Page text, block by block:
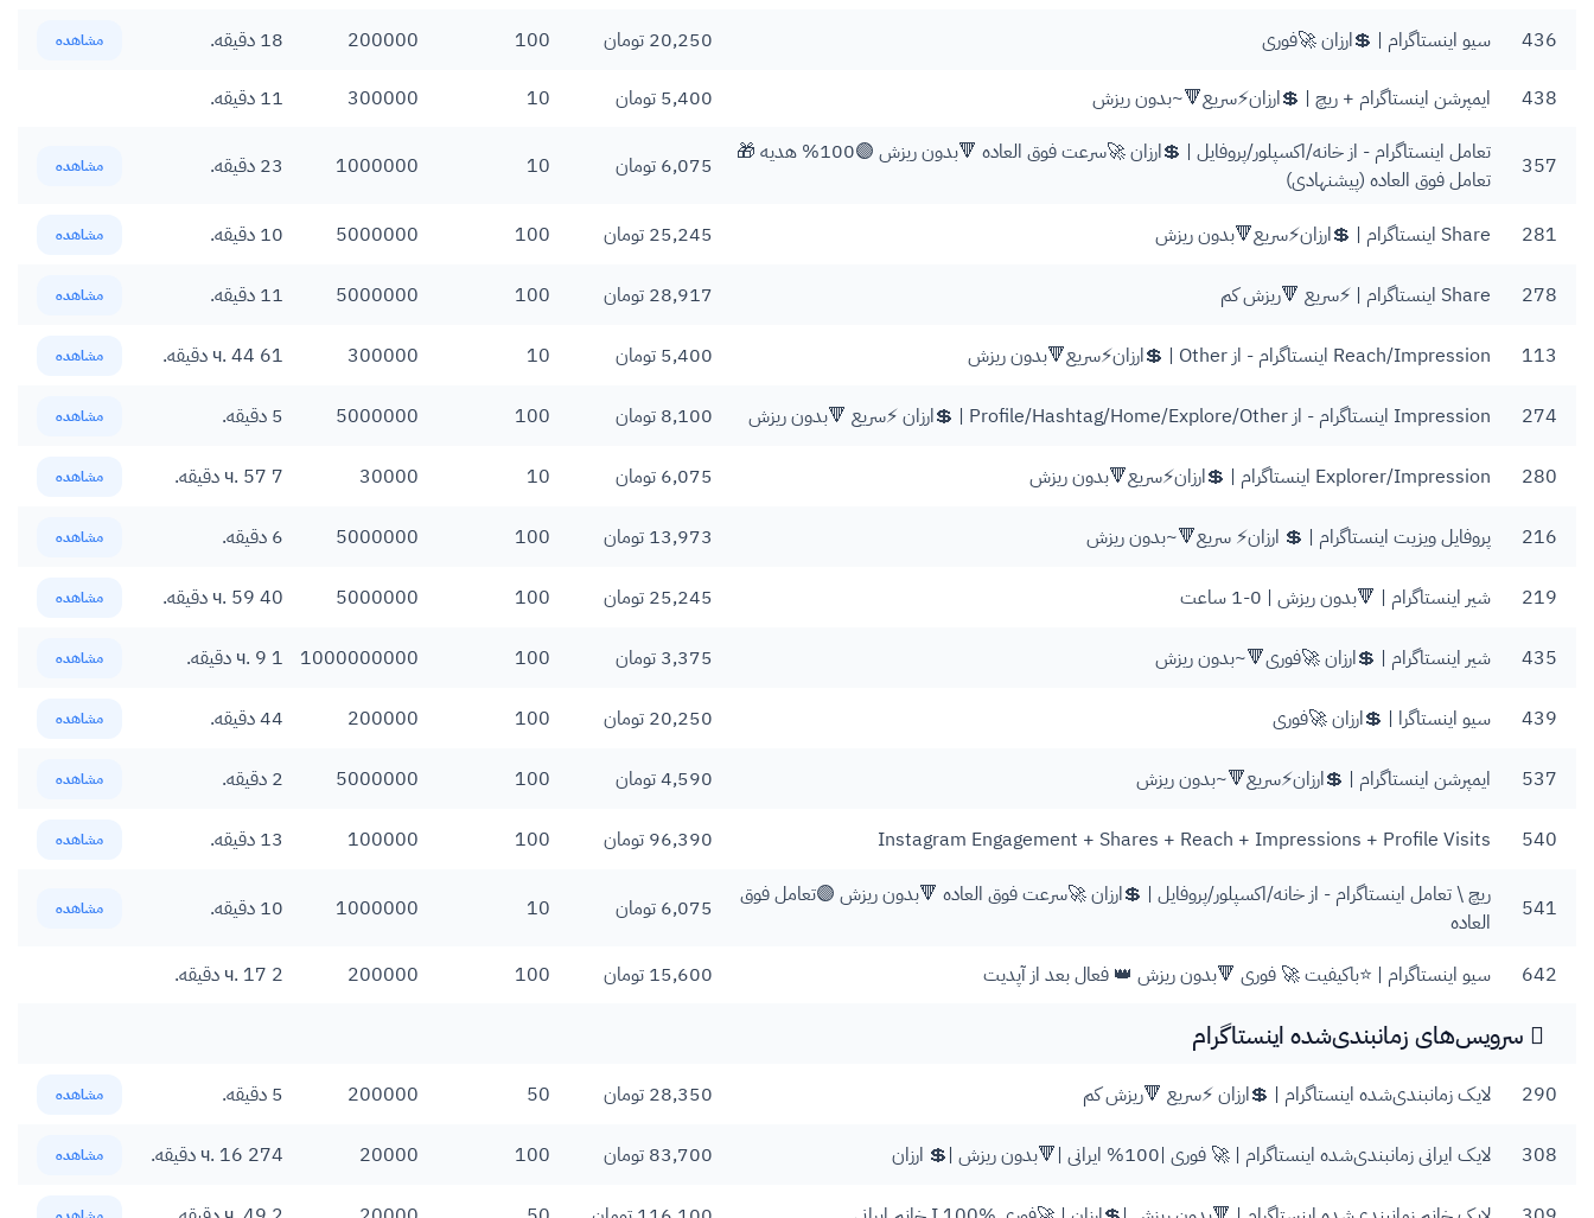
436 سیو اینستاگرام | 💲ارزان 🚀فوری 20,250 تومان 100
200000 18 دقیقه. مشاهده
438 ایمپرشن اینستاگرام + ریچ | 💲ارزان⚡️سریع🔻~بدون ریزش 5,400 تومان 10
300000 11 دقیقه.
357
تعامل اینستاگرام - از خانه/اکسپلور/پروفایل | 💲ارزان 🚀سرعت فوق العاده 🔻بدون ریزش 🟣100% هدیه 🎁
تعامل فوق العاده (پیشنهادی)
6,075 تومان 10
1000000 23 دقیقه. مشاهده
281 Share اینستاگرام | 💲ارزان⚡️سریع🔻بدون ریزش 25,245 تومان 100
5000000 10 دقیقه. مشاهده
278 Share اینستاگرام | ⚡️سریع 🔻ریزش کم 28,917 تومان 100
5000000 11 دقیقه. مشاهده
113 Reach/Impression اینستاگرام - از Other | 💲ارزان⚡️سریع🔻بدون ریزش 5,400 تومان 10
300000 61 ч. 44 دقیقه. مشاهده
274 Impression اینستاگرام - از Profile/Hashtag/Home/Explore/Other | 💲ارزان ⚡️سریع 🔻بدون ریزش 8,100 تومان 100
5000000 5 دقیقه. مشاهده
280 Explorer/Impression اینستاگرام | 💲ارزان⚡️سریع🔻بدون ریزش 6,075 تومان 10
30000 7 ч. 57 دقیقه. مشاهده
216 پروفایل ویزیت اینستاگرام | 💲 ارزان⚡️ سریع🔻~بدون ریزش 13,973 تومان 100
5000000 6 دقیقه. مشاهده
219 شیر اینستاگرام | 🔻بدون ریزش | 0-1 ساعت 25,245 تومان 100
5000000 40 ч. 59 دقیقه. مشاهده
435 شیر اینستاگرام | 💲ارزان 🚀فوری🔻~بدون ریزش 3,375 تومان 100
1000000000 1 ч. 9 دقیقه. مشاهده
439 سیو اینستاگرا | 💲ارزان 🚀فوری 20,250 تومان 100
200000 44 دقیقه. مشاهده
537 ایمپرشن اینستاگرام | 💲ارزان⚡️سریع🔻~بدون ریزش 4,590 تومان 100
5000000 2 دقیقه. مشاهده
540
Instagram Engagement + Shares + Reach + Impressions + Profile Visits 96,390 تومان 100
100000 13 دقیقه. مشاهده
541
ریچ \ تعامل اینستاگرام - از خانه/اکسپلور/پروفایل | 💲ارزان 🚀سرعت فوق العاده 🔻بدون ریزش 🟣تعامل فوق
العاده
6,075 تومان 10
1000000 10 دقیقه. مشاهده
642 سیو اینستاگرام | ⭐️باکیفیت 🚀 فوری 🔻بدون ریزش 👑 فعال بعد از آپدیت 15,600 تومان 100
200000 2 ч. 17 دقیقه.
سرویس‌های زمانبندی‌شده اینستاگرام
290 لایک زمانبندی‌شده اینستاگرام | 💲ارزان ⚡️سریع 🔻ریزش کم 28,350 تومان 50
200000 5 دقیقه. مشاهده
308 لایک ایرانی زمانبندی‌شده اینستاگرام | 🚀 فوری |100% ایرانی |🔻بدون ریزش |💲 ارزان 83,700 تومان 100
20000 274 ч. 16 دقیقه. مشاهده